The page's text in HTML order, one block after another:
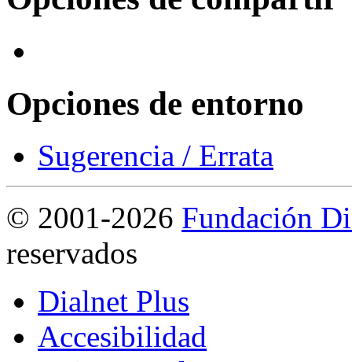
Opciones de entorno
Sugerencia / Errata
© 2001-2026 Fundación
reservados
Dialnet Plus
Accesibilidad